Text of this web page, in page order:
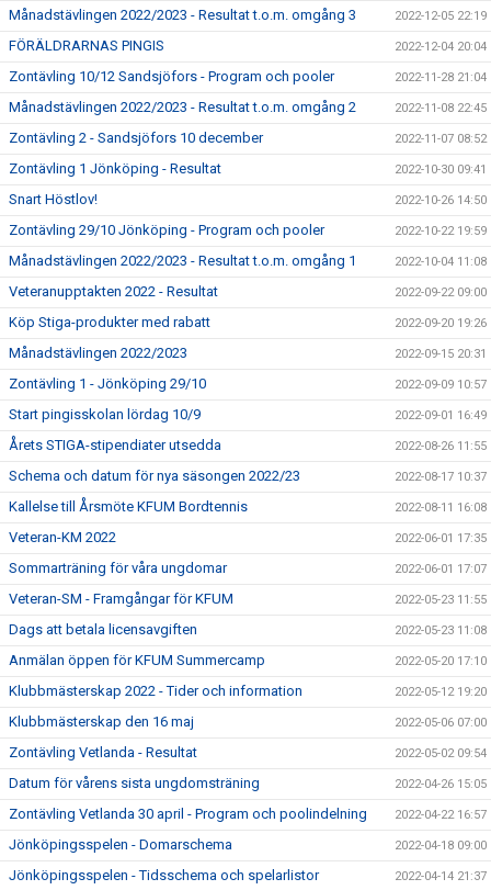
Månadstävlingen 2022/2023 - Resultat t.o.m. omgång 3 2022-12-05 22:19
FÖRÄLDRARNAS PINGIS 2022-12-04 20:04
Zontävling 10/12 Sandsjöfors - Program och pooler 2022-11-28 21:04
Månadstävlingen 2022/2023 - Resultat t.o.m. omgång 2 2022-11-08 22:45
Zontävling 2 - Sandsjöfors 10 december 2022-11-07 08:52
Zontävling 1 Jönköping - Resultat 2022-10-30 09:41
Snart Höstlov! 2022-10-26 14:50
Zontävling 29/10 Jönköping - Program och pooler 2022-10-22 19:59
Månadstävlingen 2022/2023 - Resultat t.o.m. omgång 1 2022-10-04 11:08
Veteranupptakten 2022 - Resultat 2022-09-22 09:00
Köp Stiga-produkter med rabatt 2022-09-20 19:26
Månadstävlingen 2022/2023 2022-09-15 20:31
Zontävling 1 - Jönköping 29/10 2022-09-09 10:57
Start pingisskolan lördag 10/9 2022-09-01 16:49
Årets STIGA-stipendiater utsedda 2022-08-26 11:55
Schema och datum för nya säsongen 2022/23 2022-08-17 10:37
Kallelse till Årsmöte KFUM Bordtennis 2022-08-11 16:08
Veteran-KM 2022 2022-06-01 17:35
Sommarträning för våra ungdomar 2022-06-01 17:07
Veteran-SM - Framgångar för KFUM 2022-05-23 11:55
Dags att betala licensavgiften 2022-05-23 11:08
Anmälan öppen för KFUM Summercamp 2022-05-20 17:10
Klubbmästerskap 2022 - Tider och information 2022-05-12 19:20
Klubbmästerskap den 16 maj 2022-05-06 07:00
Zontävling Vetlanda - Resultat 2022-05-02 09:54
Datum för vårens sista ungdomsträning 2022-04-26 15:05
Zontävling Vetlanda 30 april - Program och poolindelning 2022-04-22 16:57
Jönköpingsspelen - Domarschema 2022-04-18 09:00
Jönköpingsspelen - Tidsschema och spelarlistor 2022-04-14 21:37